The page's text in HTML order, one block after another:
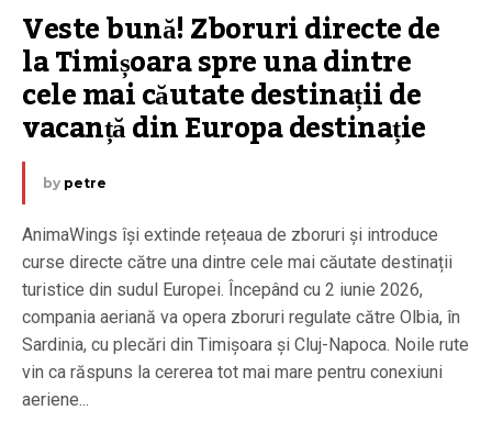
Veste bună! Zboruri directe de
la Timișoara spre una dintre
cele mai căutate destinații de
vacanță din Europa destinație
by petre
AnimaWings își extinde rețeaua de zboruri și introduce
curse directe către una dintre cele mai căutate destinații
turistice din sudul Europei. Începând cu 2 iunie 2026,
compania aeriană va opera zboruri regulate către Olbia, în
Sardinia, cu plecări din Timișoara și Cluj-Napoca. Noile rute
vin ca răspuns la cererea tot mai mare pentru conexiuni
aeriene...